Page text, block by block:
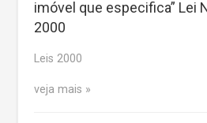
imóvel que especifica” Lei
2000
Leis 2000
veja mais